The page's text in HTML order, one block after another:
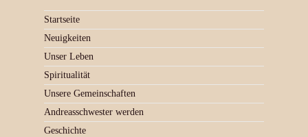
Startseite
Neuigkeiten
Unser Leben
Spiritualität
Unsere Gemeinschaften
Andreasschwester werden
Geschichte